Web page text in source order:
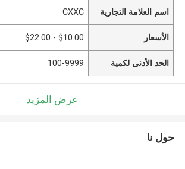
اسم العلامة التجارية CXXC
الأسعار $10.00 - $22.00
الحد الأدنى لكمية 100-9999
عرض المزيد
حول نا